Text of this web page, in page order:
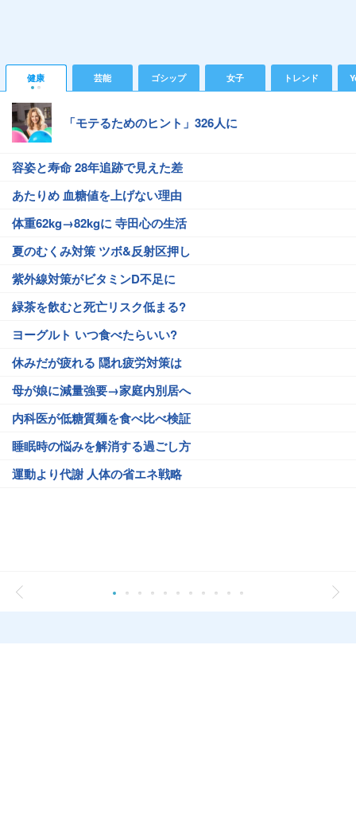
健康 芸能 ゴシップ 女子 トレンド
「モテるためのヒント」326人に
容姿と寿命 28年追跡で見えた差
あたりめ 血糖値を上げない理由
体重62kg→82kgに 寺田心の生活
夏のむくみ対策 ツボ&反射区押し
紫外線対策がビタミンD不足に
緑茶を飲むと死亡リスク低まる?
ヨーグルト いつ食べたらいい?
休みだが疲れる 隠れ疲労対策は
母が娘に減量強要→家庭内別居へ
内科医が低糖質麺を食べ比べ検証
睡眠時の悩みを解消する過ごし方
運動より代謝 人体の省エネ戦略